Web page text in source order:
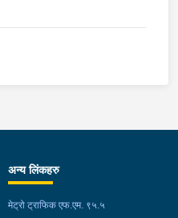
अन्य लिंकहरु
मेट्रो ट्राफिक एफ.एम. ९५.५